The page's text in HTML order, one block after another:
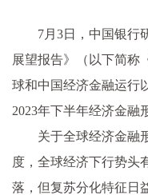
7月3日，中国银行
展望报告》（以下简称
球和中国经济金融运行
2023年下半年经济金融
关于全球经济金融
度，全球经济下行势头
落，但复苏分化特征日